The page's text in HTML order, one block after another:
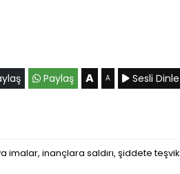
Paylaş A A Sesli Dinle
inançlara saldırı, şiddete teşvik